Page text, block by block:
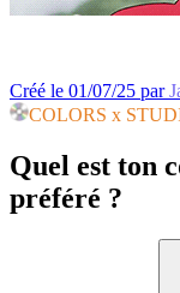
Créé le 01/07/25 par
COLORS x
Quel est ton
préféré ?